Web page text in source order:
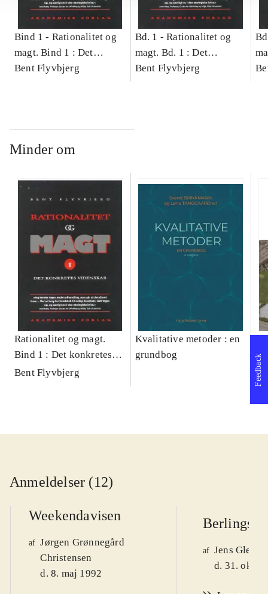
Bind 1 - Rationalitet og
magt. Bind 1 : Det
konkretes videnskab
Bent Flyvbjerg
Bd. 1 -Rationalitet og
magt. Bd. 1 : Det
konkretes videnskab
Bent Flyvbjerg
Minder om
Rationalitet og magt.
Bind 1 : Det konkretes
videnskab
Bent Flyvbjerg
Kvalitative metoder : en
grundbog
Anmeldelser (12)
Weekendavisen
af Jørgen Grønnegård
Christensen
d. 8. maj 1992
af Jens
d. 31. okt.
Feedback